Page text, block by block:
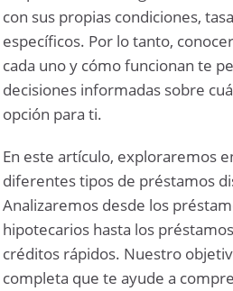
con sus propias condiciones,
específicos. Por lo tanto,
cada uno y cómo funcionan te
decisiones informadas sobre
opción para ti.
En este artículo, exploraremos
diferentes tipos de préstamos
Analizaremos desde los
hipotecarios hasta los
créditos rápidos. Nuestro
completa que te ayude a